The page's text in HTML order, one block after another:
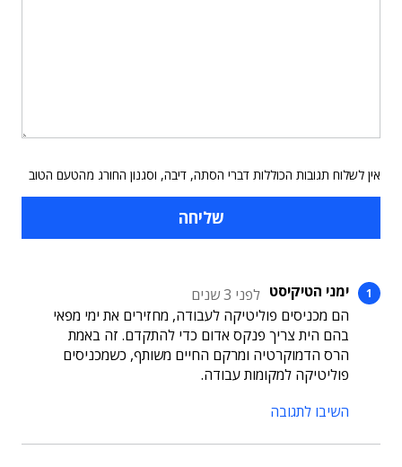
אין לשלוח תגובות הכוללות דברי הסתה, דיבה, וסגנון החורג מהטעם הטוב
ימני הטיקיסט לפני 3 שנים
הם מכניסים פוליטיקה לעבודה, מחזירים את ימי מפאי
בהם הית צריך פנקס אדום כדי להתקדם. זה באמת
הרס הדמוקרטיה ומרקם החיים משותף, כשמכניסים
פוליטיקה למקומות עבודה.
השיבו לתגובה